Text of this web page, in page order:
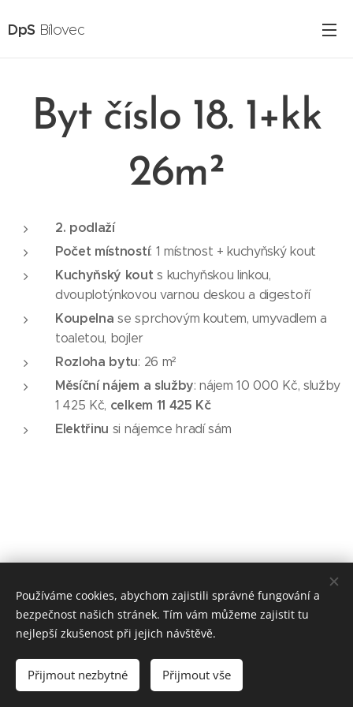
DpS Bílovec
Byt číslo 18. 1+kk
26m²
2. podlaží
Počet místností: 1 místnost + kuchyňský kout
Kuchyňský kout s kuchyňskou linkou,
dvouplotýnkovou varnou deskou a digestoří
Koupelna se sprchovým koutem, umyvadlem a
toaletou, bojler
Rozloha bytu: 26 m²
Měsíční nájem a služby: nájem 10 000 Kč, služby
1 425 Kč, celkem 11 425 Kč
Elektřinu si nájemce hradí sám
© 2026 DpS Bílovec
📧reality@pavlukaterina.cz
Cookies
Používáme cookies, abychom zajistili správné fungování a
bezpečnost našich stránek. Tím vám můžeme zajistit tu
nejlepší zkušenost při jejich návštěvě.
Přijmout nezbytné Přijmout vše